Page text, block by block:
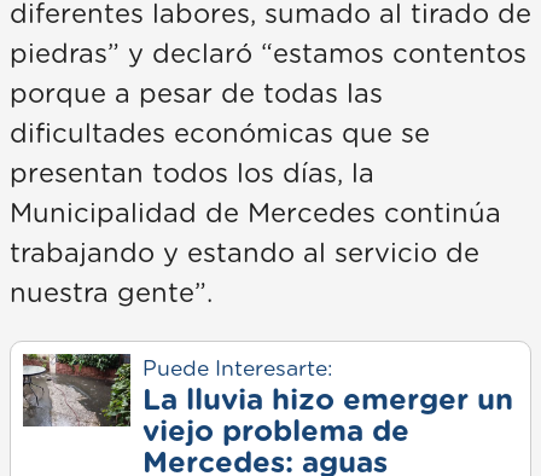
diferentes labores, sumado al tirado de
piedras” y declaró “estamos contentos
porque a pesar de todas las
dificultades económicas que se
presentan todos los días, la
Municipalidad de Mercedes continúa
trabajando y estando al servicio de
nuestra gente”.
Puede Interesarte:
La lluvia hizo emerger un
viejo problema de
Mercedes: aguas